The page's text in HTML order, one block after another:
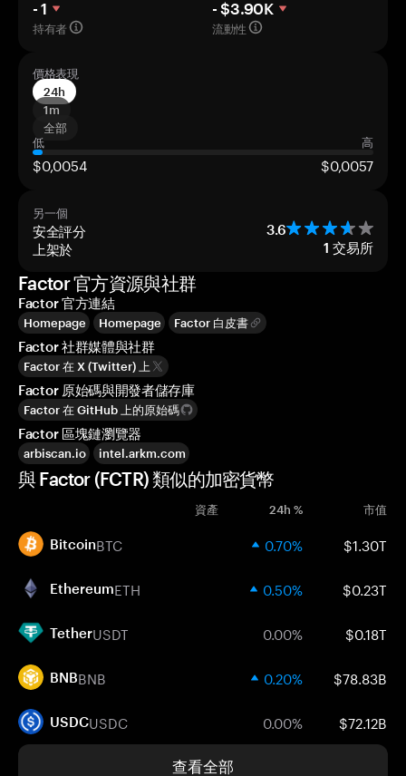
- 1
持有者
- $3.90K
流動性
價格表現
24h
1m
全部
低
高
$0,0054 $0,0057
另一個
安全評分 3.6
上架於 1 交易所
Factor 官方資源與社群
Factor 官方連結
Homepage Homepage Factor 白皮書
Factor 社群媒體與社群
Factor 在 X (Twitter) 上
Factor 原始碼與開發者儲存庫
Factor 在 GitHub 上的原始碼
Factor 區塊鏈瀏覽器
arbiscan.io intel.arkm.com
與 Factor (FCTR) 類似的加密貨幣
資產 24h % 市值
BitcoinBTC 0.70% $1.30T
EthereumETH 0.50% $0.23T
TetherUSDT 0.00% $0.18T
BNBBNB 0.20% $78.83B
USDCUSDC 0.00% $72.12B
查看全部